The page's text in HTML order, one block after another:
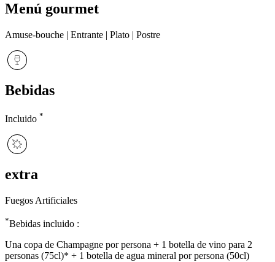
Menú gourmet
Amuse-bouche | Entrante | Plato | Postre
Bebidas
Incluido *
extra
Fuegos Artificiales
*Bebidas incluido :
Una copa de Champagne por persona + 1 botella de vino para 2
personas (75cl)* + 1 botella de agua mineral por persona (50cl)